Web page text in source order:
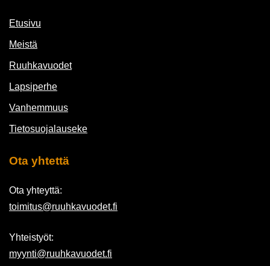
Etusivu
Meistä
Ruuhkavuodet
Lapsiperhe
Vanhemmuus
Tietosuojalauseke
Ota yhtettä
Ota yhteyttä:
toimitus@ruuhkavuodet.fi
Yhteistyöt:
myynti@ruuhkavuodet.fi